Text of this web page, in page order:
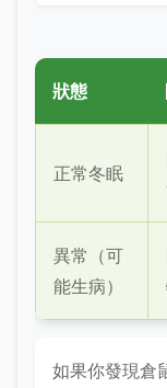
狀態
正常冬眠
異常（可
能生病）
如果你發現倉